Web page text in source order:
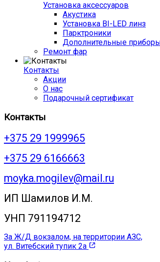
Установка аксессуаров
Акустика
Установка BI-LED линз
Парктроники
Дополнительные
Ремонт фар
Контакты
Акции
О нас
Подарочный сертификат
Контакты
+375 29 1999965
+375 29 6166663
moyka.mogilev@mail.ru
ИП Шамилов И.М.
УНП 791194712
За Ж/Д вокзалом, на территории АЗС,
ул. Витебский тупик 2а